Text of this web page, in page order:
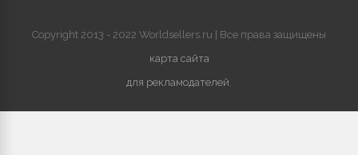
Copyright 2013 - 2022 Worldsellers.ru | Все права защищены
карта сайта
для рекламодателей